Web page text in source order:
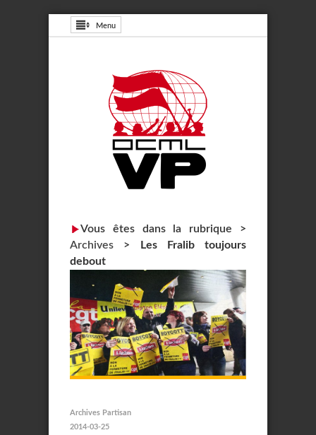
Menu
Vous êtes dans la rubrique >
Archives >
Les Fralib toujours
debout
Archives Partisan
2014-03-25